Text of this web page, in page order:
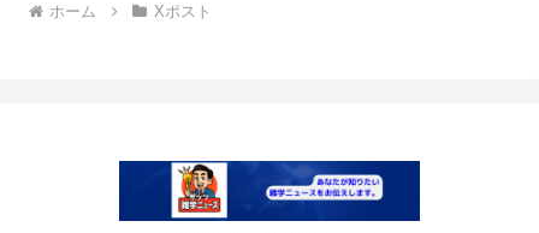
ホーム Xポスト